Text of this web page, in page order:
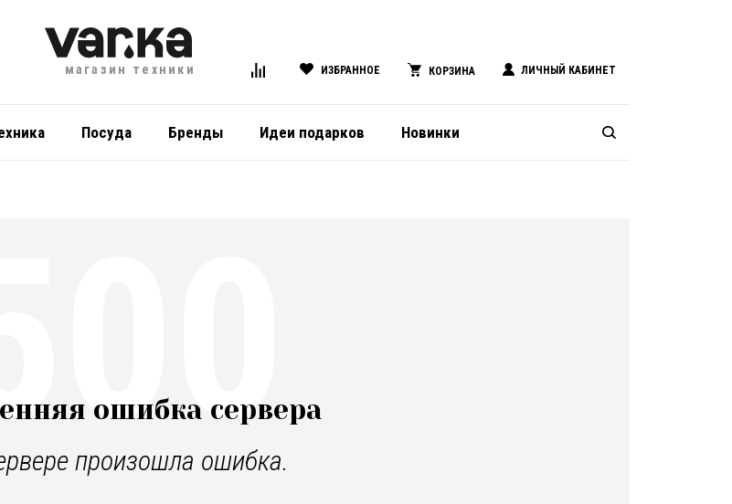
магазин техники ИЗБРАННОЕ КОРЗИНА ЛИЧНЫЙ КАБИНЕТ
Посуда Бренды Идеи подарков Новинки
ошибка сервера
произошла ошибка.